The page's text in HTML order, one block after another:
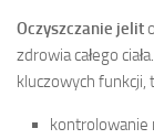
Oczyszczanie jelit
zdrowia całego
kluczowych funkcji,
kontrolowanie